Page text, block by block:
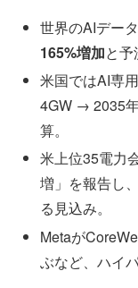
世界のAIデー
165%増加と予
米国ではAI専
4GW → 2035
算。
米上位35電力
増」を報告し
る見込み。
Metaが
ぶなど、ハイ